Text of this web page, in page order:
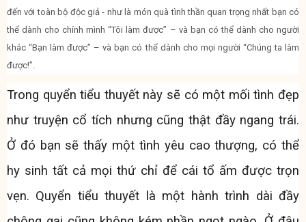
đến với toàn bộ độc giả - như là món quà tình thần quan trọng nhất bạn có
thể dành cho chính mình “Tôi làm được” – và bạn có thể dành cho người
khác “Bạn làm được” – và bạn có thể dành cho mọi người “Chúng ta làm
được!”.
Trong quyển tiểu thuyết này sẽ có một mối tình đẹp
như truyện cổ tích nhưng cũng thật đầy ngang trái.
Ở đó bạn sẽ thấy một tình yêu cao thượng, có thể
hy sinh tất cả mọi thứ chỉ để cái tổ ấm được trọn
vẹn. Quyển tiểu thuyết là một hành trình dài đầy